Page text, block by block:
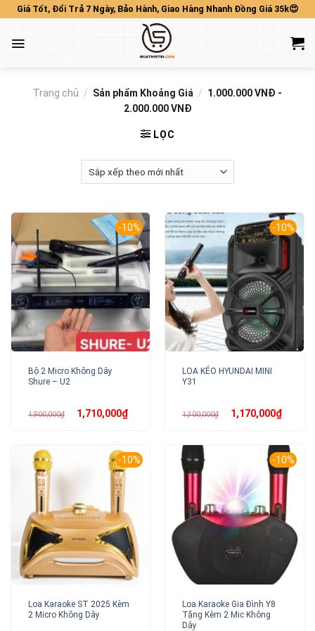
Skip
content
Giá Tốt, Đổi Trả 7 Ngày, Bảo Hành, Giao Hàng Nhanh Đồng Giá 35k😍
Trang chủ / Sản phẩm Khoảng Giá / 1.000.000 VNĐ -
2.000.000 VNĐ
LỌC
-10%
Bộ 2 Micro Không Dây
Shure – U2
1,900,000₫ Giá
gốc1,710,000₫Giá
hiện
-10%
LOA KÉO HYUNDAI MINI
Y31
1,300,000₫ Giá
gốc1,170,000₫Giá
hiện
-10%
Loa Karaoke ST 2025 Kèm
2 Micro Không Dây
-10%
Loa Karaoke Gia Đình Y8
Tặng Kèm 2 Mic Không
Dây